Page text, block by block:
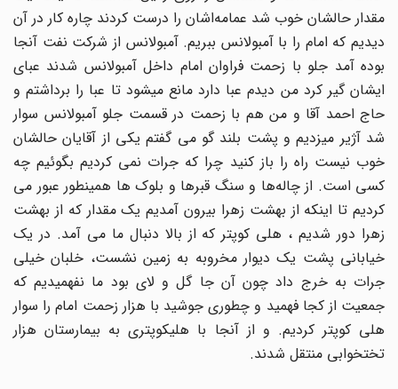
مقدار حالشان خوب شد عمامه‌اشان را درست کردند چاره‌ کار در آن
دیدیم که‌ امام را با آمبولانس ببریم. آمبولانس از شرکت نفت آنجا
بوده‌ آمد جلو با زحمت فراوان امام داخل آمبولانس شدند عباى
ایشان گیر کرد من دیدم عبا دارد مانع میشود تا عبا را برداشتم و
حاج احمد آقا و من هم با زحمت در قسمت جلو آمبولانس سوار
شد آژیر میزدیم و پشت بلند گو می گفتم یکى از آقایان حالشان
خوب نیست راه‌ را باز کنید چرا که‌ جرات نمی کردیم بگوئیم چه‌
کسى است. از چاله‌ها و سنگ قبرها و بلوک ها همینطور عبور می
کردیم تا اینکه‌ از بهشت زهرا بیرون آمدیم یک مقدار که‌ از بهشت
زهرا دور شدیم ، هلى کوپتر که‌ از بالا دنبال ما مى آمد. در یک
خیابانى پشت یک دیوار مخروبه‌ به‌ زمین نشست، خلبان خیلى
جرات به‌ خرج داد چون آن جا گل و لاى بود ما نفهمیدیم که‌
جمعیت از کجا فهمید و چطورى جوشید با هزار زحمت امام را سوار
هلى کوپتر کردیم. و از آنجا با هلیکوپتری به بیمارستان هزار
تختخوابی منتقل شدند.